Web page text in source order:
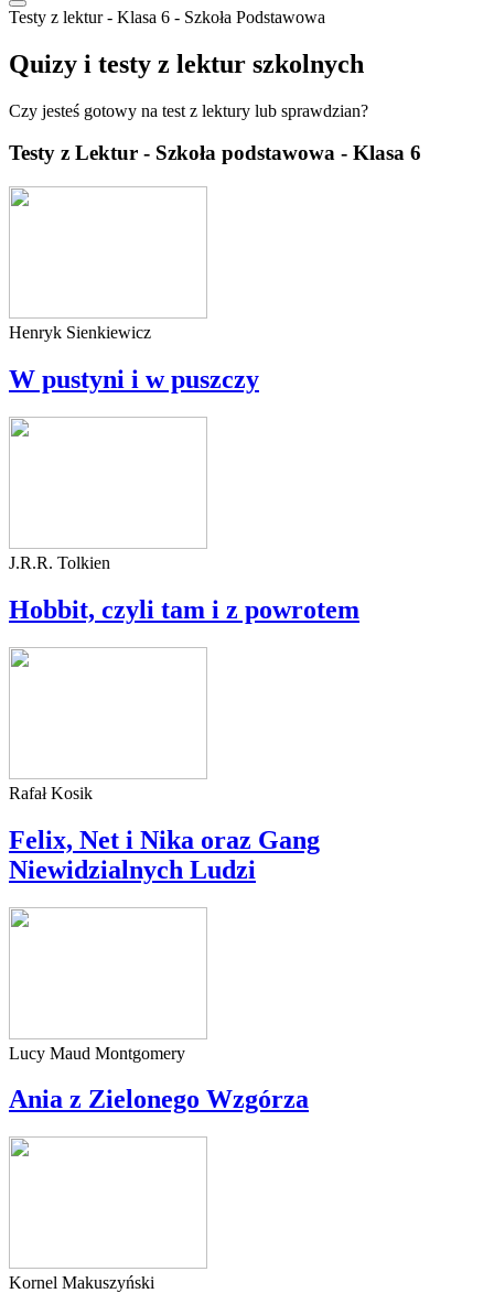
Testy z lektur - Klasa 6 - Szkoła Podstawowa
Quizy i testy z lektur szkolnych
Czy jesteś gotowy na test z lektury lub sprawdzian?
Testy z Lektur - Szkoła podstawowa - Klasa 6
Henryk Sienkiewicz
W pustyni i w puszczy
J.R.R. Tolkien
Hobbit, czyli tam i z powrotem
Rafał Kosik
Felix, Net i Nika oraz Gang
Niewidzialnych Ludzi
Lucy Maud Montgomery
Ania z Zielonego Wzgórza
Kornel Makuszyński